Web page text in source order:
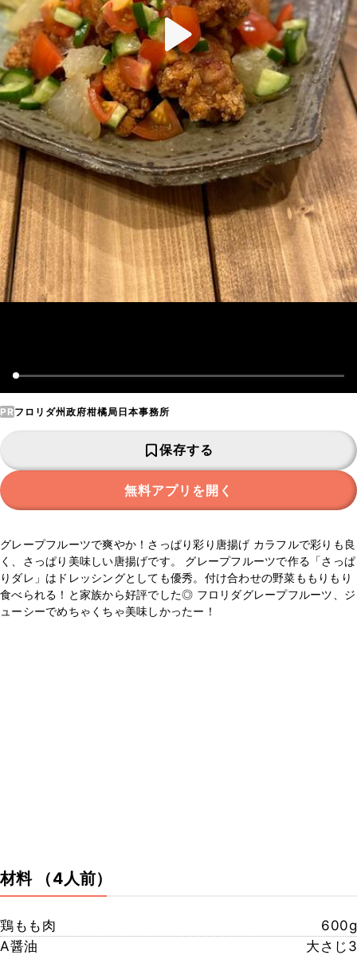
PRフロリダ州政府柑橘局日本事務所
保存する
無料アプリを開く
グレープフルーツで爽やか！さっぱり彩り唐揚げ カラフルで彩りも良
く、さっぱり美味しい唐揚げです。 グレープフルーツで作る「さっぱ
りダレ」はドレッシングとしても優秀。付け合わせの野菜ももりもり
食べられる！と家族から好評でした◎ フロリダグレープフルーツ、ジ
ューシーでめちゃくちゃ美味しかったー！
材料 （4人前）
鶏もも肉
600g
A醤油
大さじ3